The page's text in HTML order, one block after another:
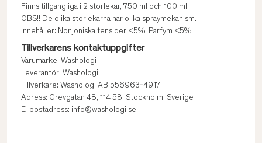
Finns tillgängliga i 2 storlekar, 750 ml och 100 ml.
OBS!! De olika storlekarna har olika spraymekanism.
Innehåller: Nonjoniska tensider <5%, Parfym <5%
Tillverkarens kontaktuppgifter
Varumärke: Washologi
Leverantör: Washologi
Tillverkare: Washologi AB 556963-4917
Adress: Grevgatan 48, 114 58, Stockholm, Sverige
E-postadress: info@washologi.se